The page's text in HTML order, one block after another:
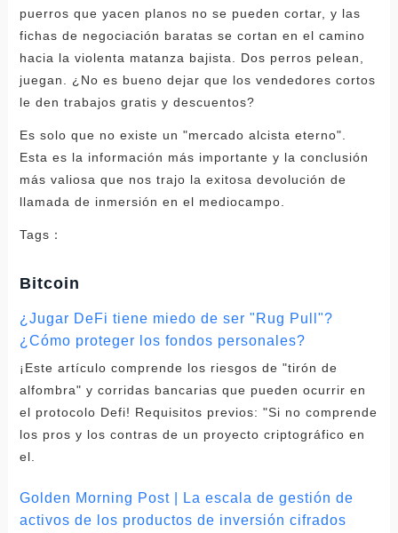
puerros que yacen planos no se pueden cortar, y las
fichas de negociación baratas se cortan en el camino
hacia la violenta matanza bajista. Dos perros pelean,
juegan. ¿No es bueno dejar que los vendedores cortos
le den trabajos gratis y descuentos?
Es solo que no existe un "mercado alcista eterno".
Esta es la información más importante y la conclusión
más valiosa que nos trajo la exitosa devolución de
llamada de inmersión en el mediocampo.
Tags：
Bitcoin
¿Jugar DeFi tiene miedo de ser "Rug Pull"?
¿Cómo proteger los fondos personales?
¡Este artículo comprende los riesgos de "tirón de
alfombra" y corridas bancarias que pueden ocurrir en
el protocolo Defi! Requisitos previos: "Si no comprende
los pros y los contras de un proyecto criptográfico en
el.
Golden Morning Post | La escala de gestión de
activos de los productos de inversión cifrados